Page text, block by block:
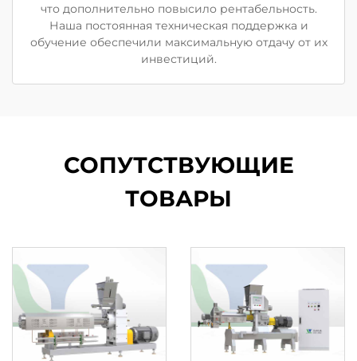
что дополнительно повысило рентабельность.
Наша постоянная техническая поддержка и
обучение обеспечили максимальную отдачу от их
инвестиций.
СОПУТСТВУЮЩИЕ
ТОВАРЫ